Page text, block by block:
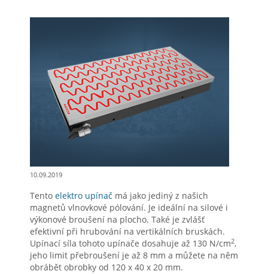
10.09.2019
Tento elektro upínač má jako jediný z našich
magnetů vlnovkové pólování. Je ideální na silové i
výkonové broušení na plocho. Také je zvlášť
efektivní při hrubování na vertikálních bruskách.
Upínací síla tohoto upínače dosahuje až 130 N/cm2,
jeho limit přebroušení je až 8 mm a můžete na něm
obrábět obrobky od 120 x 40 x 20 mm.